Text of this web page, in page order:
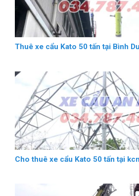
Thuê xe cẩu Kato 50 tấn tại Bình
Cho thuê xe cẩu Kato 50 tấn tại